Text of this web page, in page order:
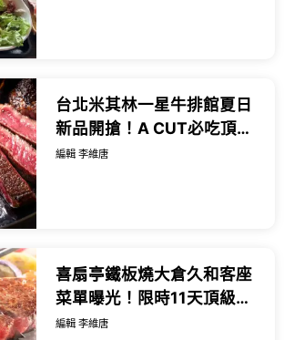
台北米其林一星牛排館夏日
新品開搶！A CUT必吃頂級
帶骨肋眼、澎湖明蝦波士頓
編輯 李維唐
喜扇亭鐵板燒大倉久和客座
菜單曝光！限時11天頂級黑
毛和牛沙朗與澳洲龍蝦雙饗
編輯 李維唐